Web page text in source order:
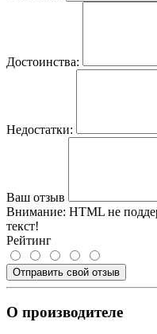
Достоинства:
Недостатки:
Ваш отзыв
Внимание: HTML не
текст!
Рейтинг
Отправить свой отзыв
О производителе